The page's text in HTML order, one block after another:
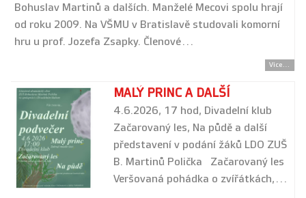
Bohuslav Martinů a dalších. Manželé Mecovi spolu hrají
od roku 2009. Na VŠMU v Bratislavě studovali komorní
hru u prof. Jozefa Zsapky. Členové…
Více...
MALÝ PRINC A DALŠÍ
4.6.2026, 17 hod, Divadelní klub
Začarovaný les, Na půdě a další
představení v podání žáků LDO ZUŠ
B. Martinů Polička Začarovaný les
Veršovaná pohádka o zvířátkách,…